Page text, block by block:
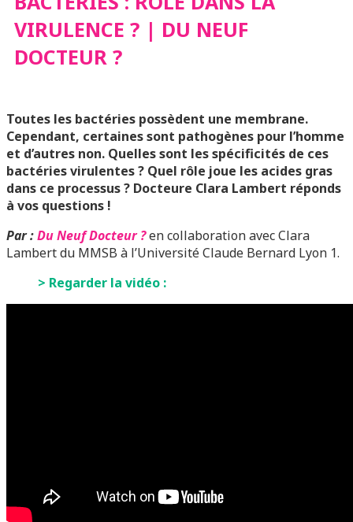
VIRULENCE ? | DU NEUF
DOCTEUR ?
Toutes les bactéries possèdent une membrane.
Cependant, certaines sont pathogènes pour l’homme
et d’autres non. Quelles sont les spécificités de ces
bactéries virulentes ? Quel rôle joue les acides gras
dans ce processus ? Docteure Clara Lambert réponds
à vos questions !
Par :Du Neuf Docteur ?en collaboration avec Clara
Lambert du MMSB à l’Université Claude Bernard Lyon 1.
> Regarder la vidéo :